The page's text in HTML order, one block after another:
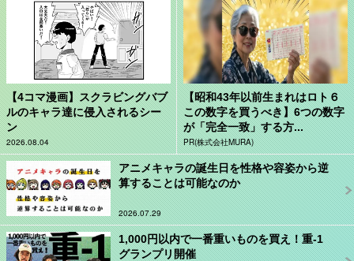
【4コマ漫画】スクラビングバブ
ルのキャラ達に侵入されるシー
ン
2026.08.04
【昭和43年以前生まれはロト６
この数字を買うべき】6つの数字
が「完全一致」する方...
PR(株式会社MURA)
アニメキャラの誕生日を性格や容姿から逆
算することは可能なのか
2026.07.29
1,000円以内で一番重いものを買え！重-1
グランプリ開催